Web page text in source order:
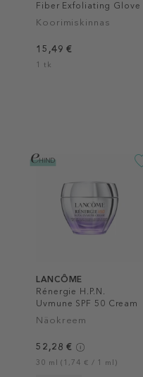
Fiber Exfoliating Glove
Koorimiskinnas
15,49 €
1 tk
LANCÔME
Rénergie H.P.N.
Uvmune SPF 50 Cream
Näokreem
52,28 €
30 ml (1,74 € / 1 ml)